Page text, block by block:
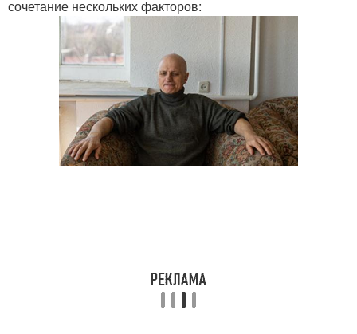
сочетание нескольких факторов: